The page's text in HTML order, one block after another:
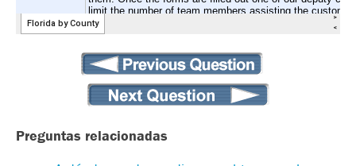
Preguntas relacionadas